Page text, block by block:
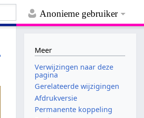
Anonieme gebruiker
Meer
Verwijzingen naar deze
pagina
Gerelateerde wijzigingen
Afdrukversie
Permanente koppeling